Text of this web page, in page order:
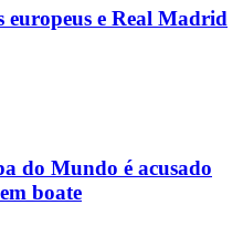
e Real Madrid
do Mundo é acusado
boate